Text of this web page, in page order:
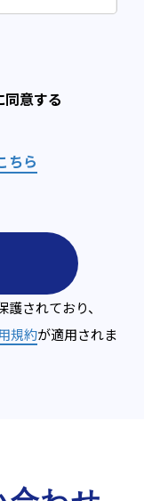
意する
ちら
されており、
規約が適用されま